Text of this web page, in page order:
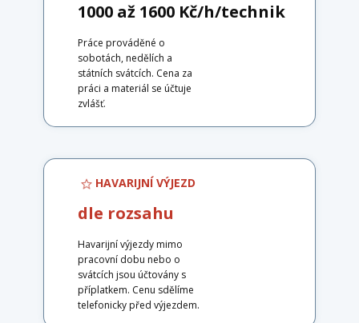
1000 až 1600 Kč/h/technik
Práce prováděné o
sobotách, nedělích a
státních svátcích. Cena za
práci a materiál se účtuje
zvlášť.
HAVARIJNÍ VÝJEZD
dle rozsahu
Havarijní výjezdy mimo
pracovní dobu nebo o
svátcích jsou účtovány s
příplatkem. Cenu sdělíme
telefonicky před výjezdem.